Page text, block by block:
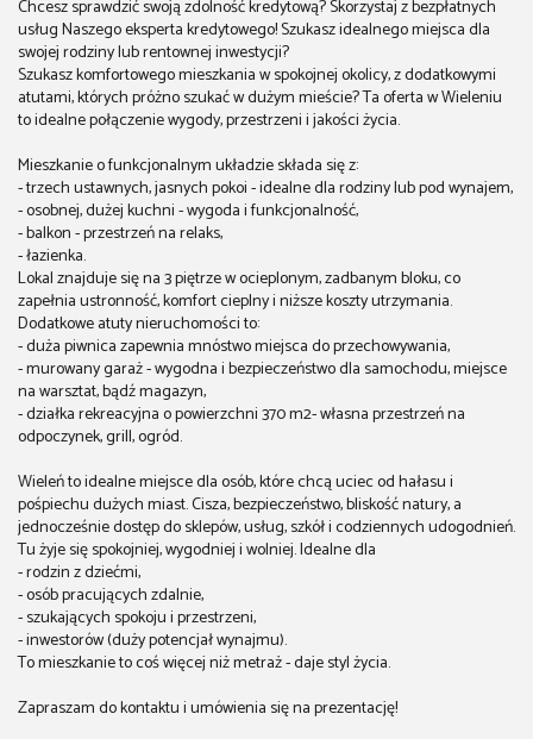
Chcesz sprawdzić swoją zdolność kredytową? Skorzystaj z bezpłatnych
usług Naszego eksperta kredytowego! Szukasz idealnego miejsca dla
swojej rodziny lub rentownej inwestycji?
Szukasz komfortowego mieszkania w spokojnej okolicy, z dodatkowymi
atutami, których próżno szukać w dużym mieście? Ta oferta w Wieleniu
to idealne połączenie wygody, przestrzeni i jakości życia.
Mieszkanie o funkcjonalnym układzie składa się z:
- trzech ustawnych, jasnych pokoi - idealne dla rodziny lub pod wynajem,
- osobnej, dużej kuchni - wygoda i funkcjonalność,
- balkon - przestrzeń na relaks,
- łazienka.
Lokal znajduje się na 3 piętrze w ocieplonym, zadbanym bloku, co
zapełnia ustronność, komfort cieplny i niższe koszty utrzymania.
Dodatkowe atuty nieruchomości to:
- duża piwnica zapewnia mnóstwo miejsca do przechowywania,
- murowany garaż - wygodna i bezpieczeństwo dla samochodu, miejsce
na warsztat, bądź magazyn,
- działka rekreacyjna o powierzchni 370 m2- własna przestrzeń na
odpoczynek, grill, ogród.
Wieleń to idealne miejsce dla osób, które chcą uciec od hałasu i
pośpiechu dużych miast. Cisza, bezpieczeństwo, bliskość natury, a
jednocześnie dostęp do sklepów, usług, szkół i codziennych udogodnień.
Tu żyje się spokojniej, wygodniej i wolniej. Idealne dla
- rodzin z dziećmi,
- osób pracujących zdalnie,
- szukających spokoju i przestrzeni,
- inwestorów (duży potencjał wynajmu).
To mieszkanie to coś więcej niż metraż - daje styl życia.
Zapraszam do kontaktu i umówienia się na prezentację!